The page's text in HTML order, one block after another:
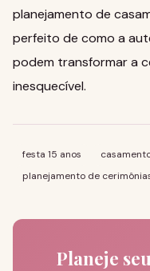
planejamento de
perfeito de como a
podem transformar a
inesquecível.
festa 15 anos
planejamento de
Planeje